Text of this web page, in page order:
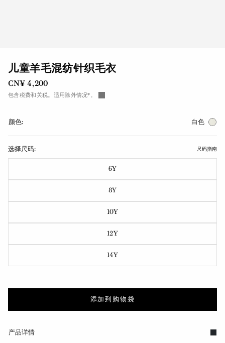
儿童羊毛混纺针织毛衣
CN¥ 4,200
包含税费和关税。适用除外情况*。
颜色: 白色
选择尺码: 尺码指南
6Y
8Y
10Y
12Y
14Y
添加到购物袋
产品详情